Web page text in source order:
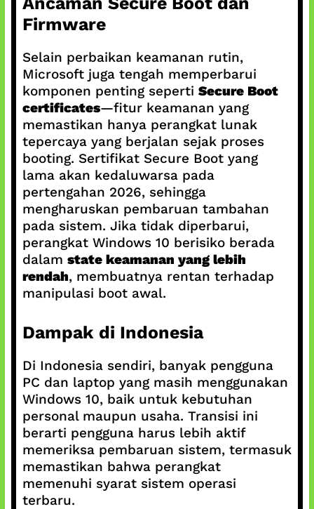
Firmware
Selain perbaikan keamanan rutin,
Microsoft juga tengah memperbarui
komponen penting seperti Secure Boot
certificates—fitur keamanan yang
memastikan hanya perangkat lunak
tepercaya yang berjalan sejak proses
booting. Sertifikat Secure Boot yang
lama akan kedaluwarsa pada
pertengahan 2026, sehingga
mengharuskan pembaruan tambahan
pada sistem. Jika tidak diperbarui,
perangkat Windows 10 berisiko berada
dalam state keamanan yang lebih
rendah, membuatnya rentan terhadap
manipulasi boot awal.
Dampak di Indonesia
Di Indonesia sendiri, banyak pengguna
PC dan laptop yang masih menggunakan
Windows 10, baik untuk kebutuhan
personal maupun usaha. Transisi ini
berarti pengguna harus lebih aktif
memeriksa pembaruan sistem, termasuk
memastikan bahwa perangkat
memenuhi syarat sistem operasi
terbaru.